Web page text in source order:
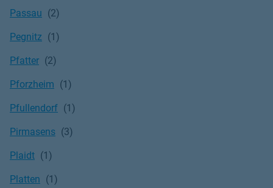
Passau
Pegnitz
Pfatter
Pforzheim
Pfullendorf
Pirmasens
Plaidt
Platten